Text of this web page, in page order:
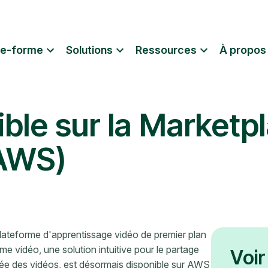
forme Solutions Ressources À propos
sur la
d'apprentissage vidéo de premier plan
vidéo, une solution intuitive pour le partage
des vidéos, est désormais disponible sur AWS